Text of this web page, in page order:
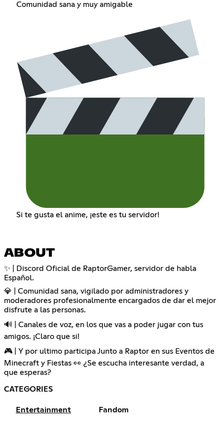
Comunidad sana y muy amigable
Si te gusta el anime, ¡este es tu servidor!
ABOUT
✨ | Discord Oficial de RaptorGamer, servidor de habla
Español.
💎 | Comunidad sana, vigilado por administradores y
moderadores profesionalmente encargados de dar el mejor
disfrute a las personas.
🔊 | Canales de voz, en los que vas a poder jugar con tus
amigos. ¡Claro que si!
🎮 | Y por ultimo participa Junto a Raptor en sus Eventos de
Minecraft y Fiestas 👀 ¿Se escucha interesante verdad, a
que esperas?
CATEGORIES
Entertainment Fandom